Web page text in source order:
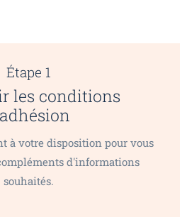
Étape 1
les conditions
à votre disposition pour vous
d'informations
souhaités.